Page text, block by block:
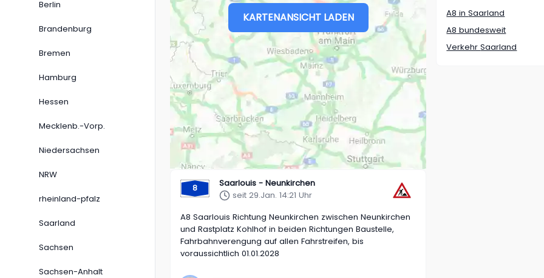
Berlin
Brandenburg
Bremen
Hamburg
Hessen
Mecklenb.-Vorp.
Niedersachsen
NRW
rheinland-pfalz
Saarland
Sachsen
Sachsen-Anhalt
KARTENANSICHT LADEN
8
Saarlouis - Neunkirchen
seit 29.Jan. 14:21 Uhr
A8 Saarlouis Richtung Neunkirchen zwischen Neunkirchen
und Rastplatz Kohlhof in beiden Richtungen Baustelle,
Fahrbahnverengung auf allen Fahrstreifen, bis
voraussichtlich 01.01.2028
A8 inSaarland
A8 bundesweit
VerkehrSaarland